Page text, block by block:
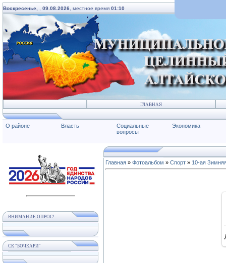
Воскресенье, 09.08.2026 , местное время 01:10
ГЛАВНАЯ
О районе Власть
Социальные
вопросы
Экономика
ВНИМАНИЕ ОПРОС!
СК "БОЧКАРИ"
Главная » Фотоальбом » Спорт » 10-ая